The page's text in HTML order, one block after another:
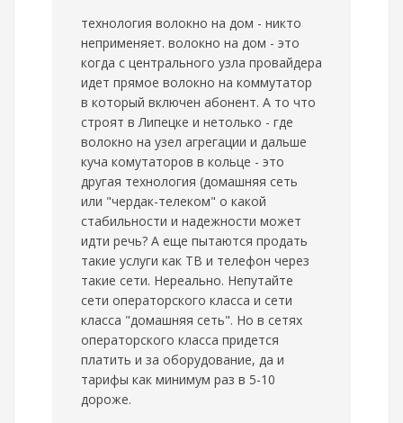
технология волокно на дом - никто
неприменяет. волокно на дом - это
когда с центрального узла провайдера
идет прямое волокно на коммутатор
в который включен абонент. А то что
строят в Липецке и нетолько - где
волокно на узел агрегации и дальше
куча комутаторов в кольце - это
другая технология (домашняя сеть
или "чердак-телеком" о какой
стабильности и надежности может
идти речь? А еще пытаются продать
такие услуги как ТВ и телефон через
такие сети. Нереально. Непутайте
сети операторского класса и сети
класса "домашняя сеть". Но в сетях
операторского класса придется
платить и за оборудование, да и
тарифы как минимум раз в 5-10
дороже.